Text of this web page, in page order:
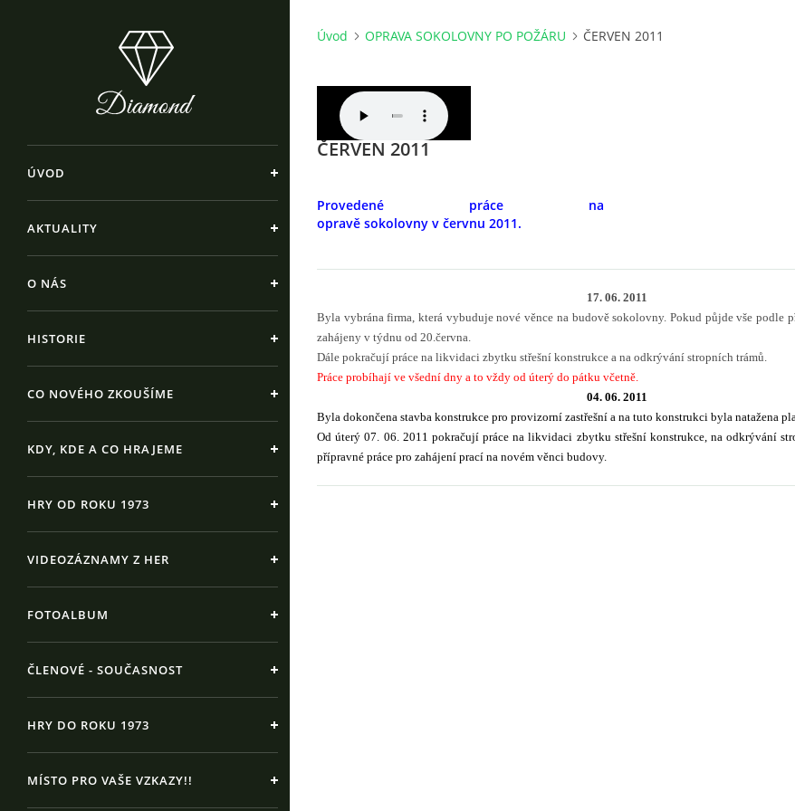
ÚVOD
AKTUALITY
O NÁS
HISTORIE
CO NOVÉHO ZKOUŠÍME
KDY, KDE A CO HRAJEME
HRY OD ROKU 1973
VIDEOZÁZNAMY Z HER
FOTOALBUM
ČLENOVÉ - SOUČASNOST
HRY DO ROKU 1973
MÍSTO PRO VAŠE VZKAZY!!
Úvod OPRAVA SOKOLOVNY PO POŽÁRU ČERVEN 2011
ČERVEN 2011
Provedené práce na
opravě sokolovny v červnu 2011.
17. 06. 2011
Byla vybrána firma, která vybuduje nové věnce na budově sokolovny. Pokud půjde vše podle
zahájeny v týdnu od 20.června.
Dále pokračují práce na likvidaci zbytku střešní konstrukce a na odkrývání stropních trámů.
Práce probíhají ve všední dny a to vždy od úterý do pátku včetně.
04. 06. 2011
Byla dokončena stavba konstrukce pro provizorní zastřešní a na tuto konstrukci byla natažena
Od úterý 07. 06. 2011 pokračují práce na likvidaci zbytku střešní konstrukce, na odkrývání
přípravné práce pro zahájení prací na novém věnci budovy.